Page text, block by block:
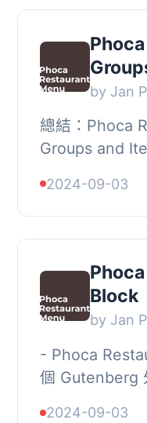
by Jan
總結：Phoca
Groups and
作的古騰堡外
讓使用者直接
2024-09-03
Block
by Jan
- Phoca
個 Gutenberg
2024-09-03